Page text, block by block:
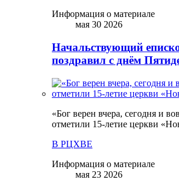
Информация о материале
мая 30 2026
Начальствующий
поздравил с днём
«Бог верен вчера, сегодня и
отметили 15-летие церкви
В РЦХВЕ
Информация о материале
мая 23 2026